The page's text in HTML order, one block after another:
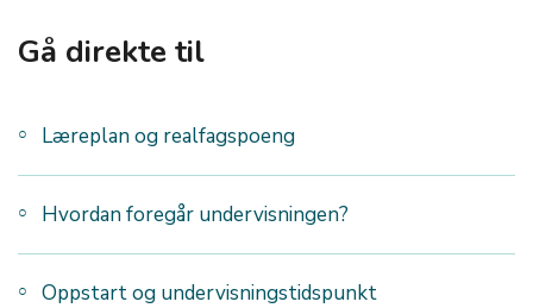
Gå direkte til
Læreplan og realfagspoeng
Hvordan foregår undervisningen?
Oppstart og undervisningstidspunkt